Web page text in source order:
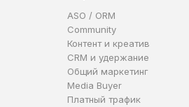
ASO / ORM
Community
Контент и креатив
CRM и удержание
Общий маркетинг
Media Buyer
Платный трафик